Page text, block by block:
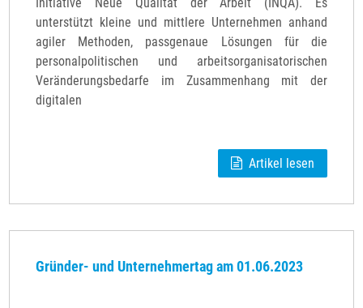
unterstützt kleine und mittlere Unternehmen anhand
agiler Methoden, passgenaue Lösungen für die
personalpolitischen und arbeitsorganisatorischen
Veränderungsbedarfe im Zusammenhang mit der
digitalen
Artikel lesen
Gründer- und Unternehmertag am 01.06.2023